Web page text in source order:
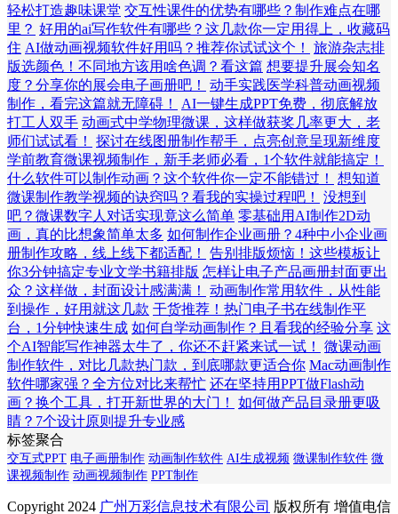
轻松打造趣味课堂 交互性课件的优势有哪些？制作难点在哪
里？ 好用的ai写作软件有哪些？这几款你一定用得上，收藏码
住 AI做动画视频软件好用吗？推荐你试试这个！
旅游杂志排
版选颜色！不同地方该用啥色调？看这篇 想要提升展会知名
度？分享你的展会电子画册吧！
动手实践医学科普动画视频
制作，看完这篇就无障碍！
AI一键生成PPT免费，彻底解放
打工人双手 动画式中学物理微课，这样做获奖几率更大，老
师们试试看！
探讨在线图册制作帮手，点亮创意呈现新维度
学前教育微课视频制作，新手老师必看，1个软件就能搞定！
什么软件可以制作动画？这个软件你一定不能错过！
想知道
微课制作教学视频的诀窍吗？看我的实操过程吧！
没想到
吧？微课数字人对话实现竟这么简单 零基础用AI制作2D动
画，真的比想象简单太多 如何制作企业画册？4种中小企业画
册制作攻略，线上线下都适配！
告别排版烦恼！这些模板让
你3分钟搞定专业文学书籍排版 怎样让电子产品画册封面更出
众？这样做，封面设计感满满！
动画制作常用软件，从性能
到操作，好用就这几款 干货推荐！热门电子书在线制作平
台，1分钟快速生成 如何自学动画制作？且看我的经验分享 这
个AI智能写作神器太牛了，你还不赶紧来试一试！
微课动画
制作软件，对比几款热门款，到底哪款更适合你 Mac动画制作
软件哪家强？全方位对比来帮忙 还在坚持用PPT做Flash动
画？换个工具，打开新世界的大门！
如何做产品目录册更吸
睛？7个设计原则提升专业感
标签聚合
交互式PPT 电子画册制作 动画制作软件 AI生成视频 微课制作软件 微
课视频制作 动画视频制作 PPT制作
Copyright 2024 广州万彩信息技术有限公司 版权所有 增值电信